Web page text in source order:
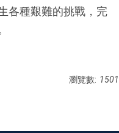
各種艱難的挑戰，完
瀏覽數: 1501